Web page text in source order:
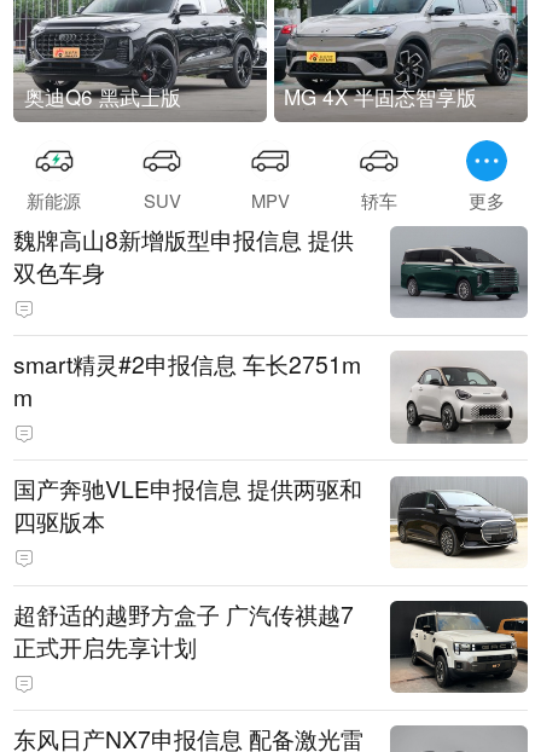
奥迪Q6 黑武士版 MG 4X 半固态智享版
新能源 SUV MPV 轿车 更多
魏牌高山8新增版型申报信息 提供
双色车身
smart精灵#2申报信息 车长2751m
m
国产奔驰VLE申报信息 提供两驱和
四驱版本
超舒适的越野方盒子 广汽传祺越7
正式开启先享计划
东风日产NX7申报信息 配备激光雷